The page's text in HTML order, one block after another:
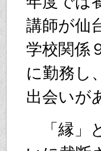
講師が仙
学校関係
に勤務し
出会いが
「縁」